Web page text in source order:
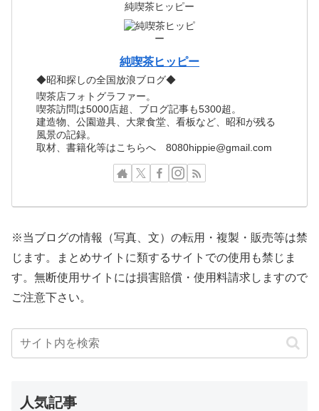
純喫茶ヒッピー
純喫茶ヒッピー
◆昭和探しの全国放浪ブログ◆
喫茶店フォトグラファー。
喫茶訪問は5000店超、ブログ記事も5300超。
建造物、公園遊具、大衆食堂、看板など、昭和が残る
風景の記録。
取材、書籍化等はこちらへ 8080hippie@gmail.com
※当ブログの情報（写真、文）の転用・複製・販売等は禁
じます。まとめサイトに類するサイトでの使用も禁じま
す。無断使用サイトには損害賠償・使用料請求しますので
ご注意下さい。
人気記事